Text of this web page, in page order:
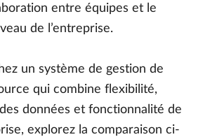
entre équipes et le
de l’entreprise.
un système de gestion de
qui combine flexibilité,
données et fonctionnalité de
explorez la comparaison ci-